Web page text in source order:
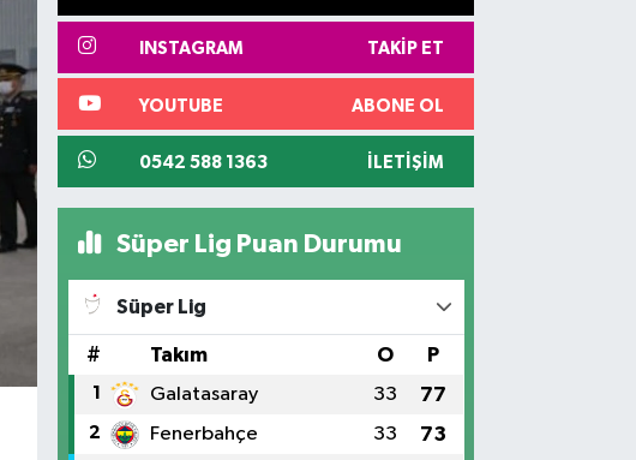
INSTAGRAM TAKIP ET
YOUTUBE ABONE OL
0542 588 1363 İLETIŞIM
Süper Lig Puan Durumu
Süper Lig
# Takım O P
1 Galatasaray 33 77
2 Fenerbahçe 33 73